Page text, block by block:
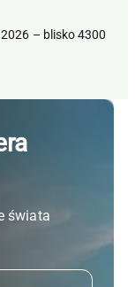
– blisko 4300
świata